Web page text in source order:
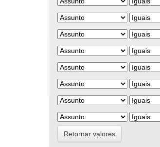
Retornar valores